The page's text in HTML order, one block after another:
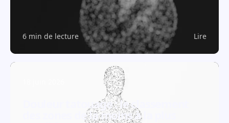
6 min de lecture Lire
Douleur tatouage : le classement
des zones de la moins à la plus